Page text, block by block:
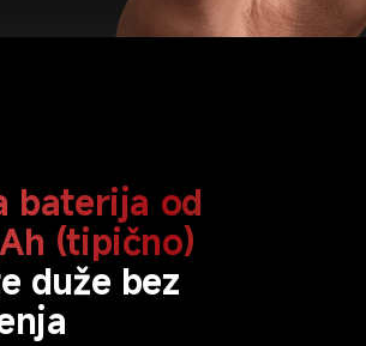
baterija od
(tipično)
duže bez